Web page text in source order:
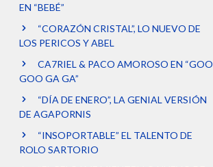
EN “BEBÉ”
“CORAZÓN CRISTAL”, LO NUEVO DE
LOS PERICOS Y ABEL
CA7RIEL & PACO AMOROSO EN “GOO
GOO GA GA”
“DÍA DE ENERO”, LA GENIAL VERSIÓN
DE AGAPORNIS
“INSOPORTABLE” EL TALENTO DE
ROLO SARTORIO